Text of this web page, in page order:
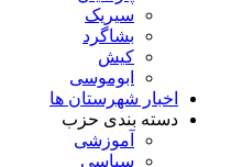
سیریک
بشاگرد
کیش
ابوموسی
اخبار شهرستان ها
دسته بندی حزب
آموزشی
سیاسی